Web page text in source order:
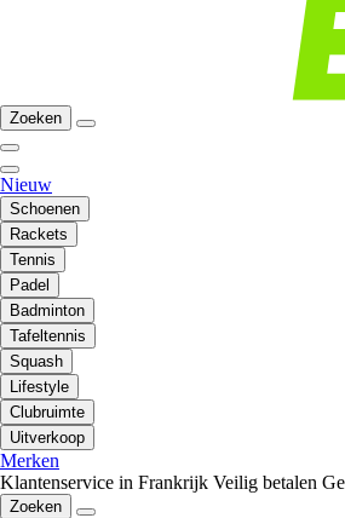
Zoeken
Nieuw
Schoenen
Rackets
Tennis
Padel
Badminton
Tafeltennis
Squash
Lifestyle
Clubruimte
Uitverkoop
Merken
Klantenservice in Frankrijk Veilig betalen
Zoeken